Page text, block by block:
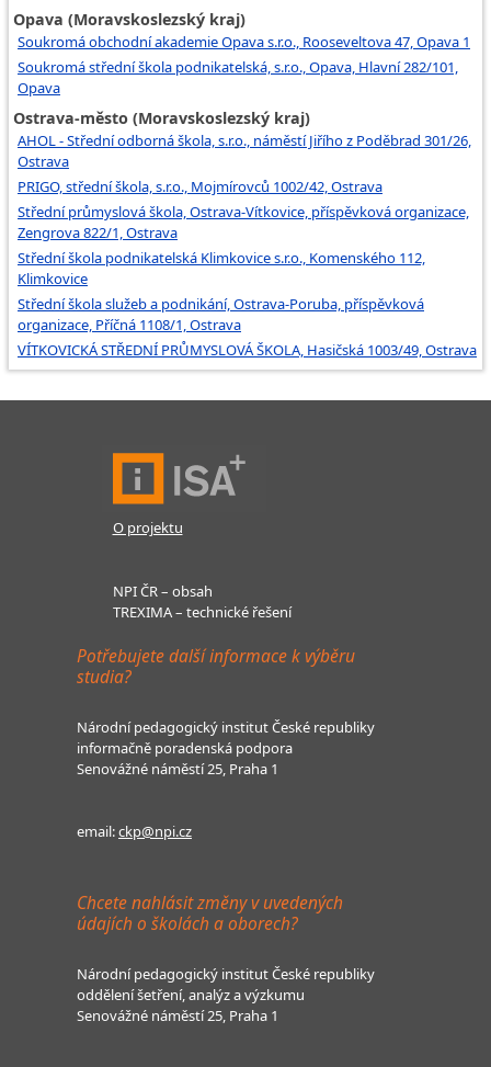
Opava (Moravskoslezský kraj)
Soukromá obchodní akademie Opava s.r.o., Rooseveltova 47, Opava 1
Soukromá střední škola podnikatelská, s.r.o., Opava, Hlavní 282/101,
Opava
Ostrava-město (Moravskoslezský kraj)
AHOL - Střední odborná škola, s.r.o., náměstí Jiřího z Poděbrad 301/26,
Ostrava
PRIGO, střední škola, s.r.o., Mojmírovců 1002/42, Ostrava
Střední průmyslová škola, Ostrava-Vítkovice, příspěvková organizace,
Zengrova 822/1, Ostrava
Střední škola podnikatelská Klimkovice s.r.o., Komenského 112,
Klimkovice
Střední škola služeb a podnikání, Ostrava-Poruba, příspěvková
organizace, Příčná 1108/1, Ostrava
VÍTKOVICKÁ STŘEDNÍ PRŮMYSLOVÁ ŠKOLA, Hasičská 1003/49, Ostrava
O projektu
NPI ČR – obsah
TREXIMA – technické řešení
Potřebujete další informace k výběru
studia?
Národní pedagogický institut České republiky
informačně poradenská podpora
Senovážné náměstí 25, Praha 1
email:ckp@npi.cz
Chcete nahlásit změny v uvedených
údajích o školách a oborech?
Národní pedagogický institut České republiky
oddělení šetření, analýz a výzkumu
Senovážné náměstí 25, Praha 1